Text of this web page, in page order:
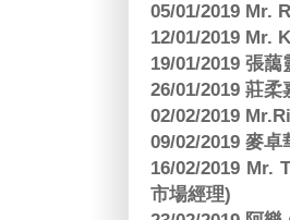
05/01/2019 Mr.
12/01/2019 Mr.
19/01/2019 張
26/01/2019 莊
02/02/2019
09/02/2019 麥
16/02/2019 Mr.
市場經理)